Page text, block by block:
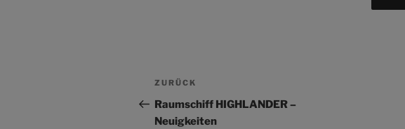
Beitragsnavigation
Vorheriger
Beitrag
ZURÜCK
Raumschiff HIGHLANDER –
Neuigkeiten